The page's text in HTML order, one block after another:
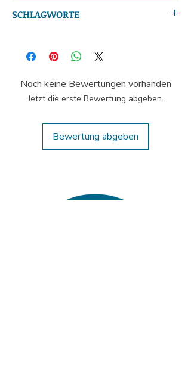
Autor(en):Matthias Seeliger
Gewicht: 341 g
Sprache:
Deutsch
SCHLAGWORTE
Streitkräfte; Holzmindener Kaserne;
Garnison
Noch keine Bewertungen vorhanden
Jetzt die erste Bewertung abgeben.
Bewertung abgeben